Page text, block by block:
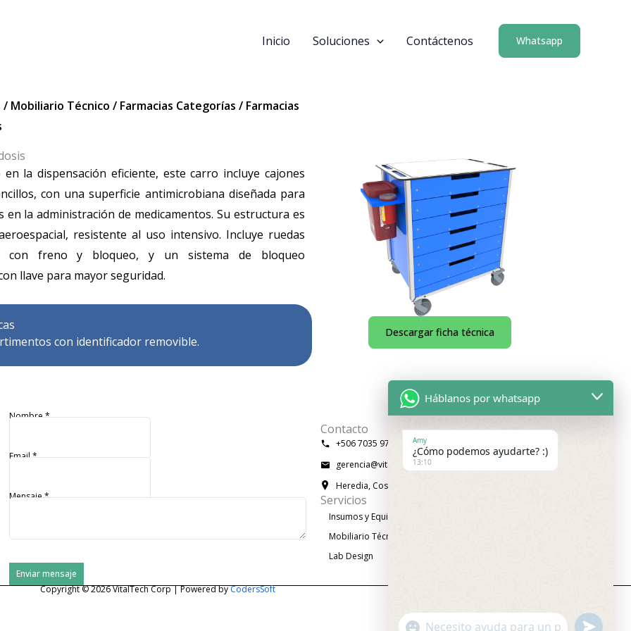
Inicio Soluciones Contáctenos Whatsapp
/ Mobiliario Técnico / Farmacias Categorías / Farmacias
en la dispensación eficiente, este carro incluye cajones
con una superficie antimicrobiana diseñada para
en la administración de medicamentos. Su estructura es
resistente al uso intensivo. Incluye ruedas
con freno y bloqueo, y un sistema de bloqueo
llave para mayor seguridad.
con identificador removible.
Descargar ficha técnica
Nombre*
Email*
Mensaje*
Enviar mensaje
Contacto
+506 7035 9732
gerencia@vitaltechcorp.com
Heredia, Costa Rica
Servicios
Insumos y Equipos
Mobiliario Técnico
Lab Design
Copyright © 2026 VitalTech Corp | Powered byCodersSoft
Háblanos por whatsapp
Amy
¿Cómo podemos ayudarte? :)
13:10
"+chaty_settings.lang.emoji_picker+" undefined